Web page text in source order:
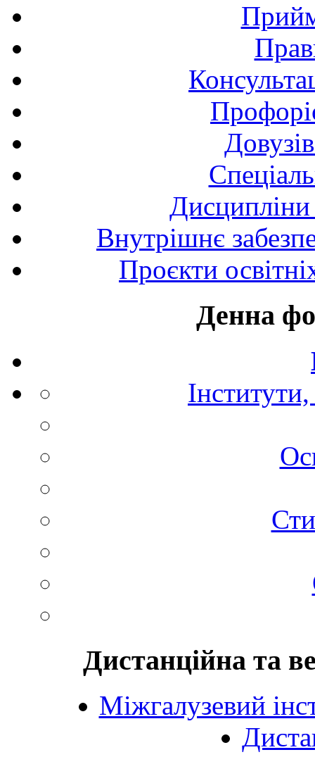
Внутрішнє
Проєкти
Денна
Дистанційна та
Міжгалузевий